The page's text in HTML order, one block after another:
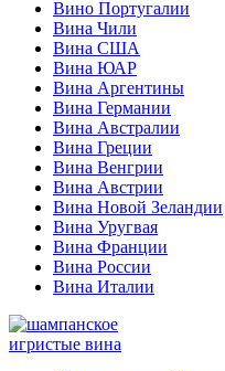
Вино Португалии
Вина Чили
Вина США
Вина ЮАР
Вина Аргентины
Вина Германии
Вина Австралии
Вина Греции
Вина Венгрии
Вина Австрии
Вина Новой Зеландии
Вина Уругвая
Вина Франции
Вина России
Вина Италии
игристые вина